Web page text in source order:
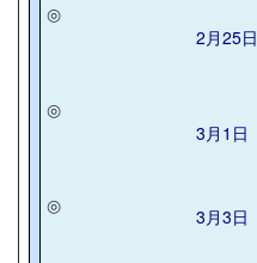
◎
2月25日
◎
3月1日
◎
3月3日